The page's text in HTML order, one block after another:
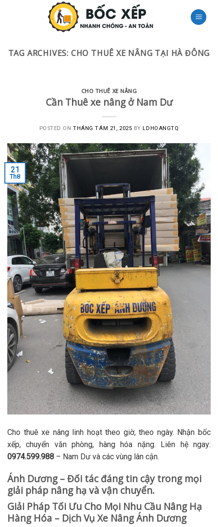
TAG ARCHIVES: CHO THUÊ XE NÂNG TẠI HÀ ĐÔNG
CHO THUÊ XE NÂNG
Cần Thuê xe nâng ở Nam Dư
POSTED ONTHÁNG TÁM 21, 2025 BYLDHOANGTQ
21
Th8
Cho thuê xe nâng linh hoạt theo giờ, theo ngày. Nhận bốc
xếp, chuyển văn phòng, hàng hóa nặng. Liên hệ ngay:
0974.599.988 – Nam Dư và các vùng lân cận.
Ánh Dương – Đối tác đáng tin cậy trong mọi
giải pháp nâng hạ và vận chuyển.
Giải Pháp Tối Ưu Cho Mọi Nhu Cầu Nâng Hạ
Hàng Hóa – Dịch Vụ Xe Nâng Ánh Dương